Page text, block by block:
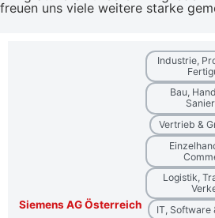
freuen uns viele weitere starke
Siemens AG Österreich
Industrie,
Bau,
Vertrieb &
Logistik,
IT, Software